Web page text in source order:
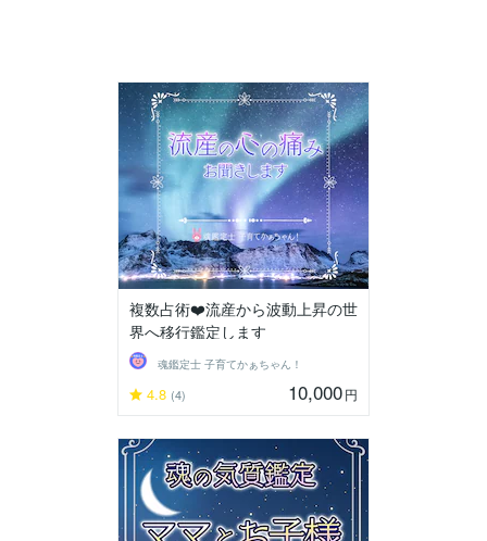
複数占術❤️流産から波動上昇の世
界へ移行鑑定します
魂鑑定士 子育てかぁちゃん！
4.8 (4) 10,000円